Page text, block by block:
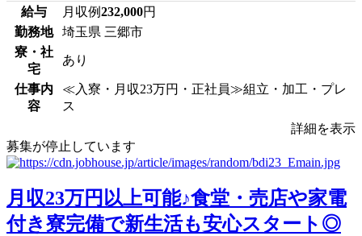
給与 月収例232,000円
勤務地
埼玉県 三郷市
寮・社
宅
あり
仕事内
容
≪入寮・月収23万円・正社員≫組立・加工・プレ
ス
詳細を表示
募集が停止しています
月収23万円以上可能♪食堂・売店や家電
付き寮完備で新生活も安心スタート◎